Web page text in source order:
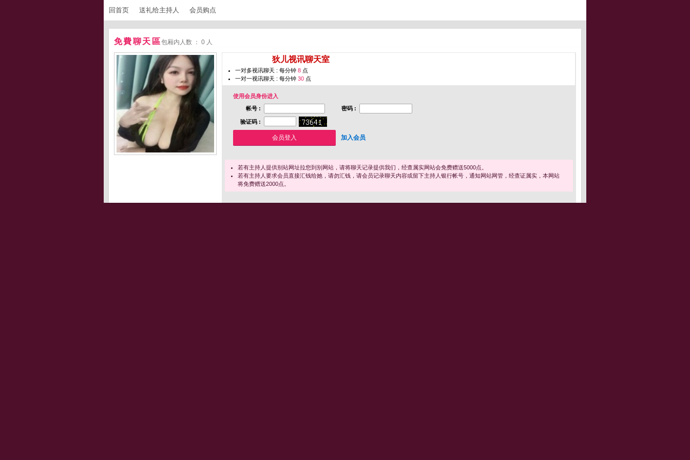
回首页 送礼给主持人 会员购点
免費聊天區包厢内人数 ： 0 人
狄儿视讯聊天室
一对多视讯聊天 : 每分钟 8 点
一对一视讯聊天 : 每分钟 30 点
使用会员身份进入
帐号 :
密码 :
验证码 :
加入会员
若有主持人提供别站网址拉您到别网站，请将聊天记录提供我们，经查属实网站会免费赠送5000点。
若有主持人要求会员直接汇钱给她，请勿汇钱，请会员记录聊天内容或留下主持人银行帐号，通知网站网管，经查证属实，本网站
将免费赠送2000点。